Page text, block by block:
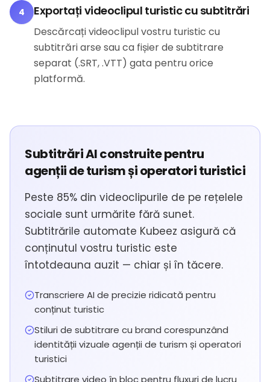
4 Exportați videoclipul turistic cu subtitrări
Descărcați videoclipul vostru turistic cu
subtitrări arse sau ca fișier de subtitrare
separat (.SRT, .VTT) gata pentru orice
platformă.
Subtitrări AI construite pentru
agenții de turism și operatori turistici
Peste 85% din videoclipurile de pe rețelele
sociale sunt urmărite fără sunet.
Subtitrările automate Kubeez asigură că
conținutul vostru turistic este
întotdeauna auzit — chiar și în tăcere.
Transcriere AI de precizie ridicată pentru
conținut turistic
Stiluri de subtitrare cu brand corespunzând
identității vizuale agenții de turism și operatori
turistici
Subtitrare video în bloc pentru fluxuri de lucru